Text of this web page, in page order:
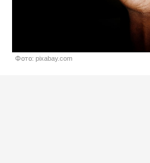
Фото: pixabay.com